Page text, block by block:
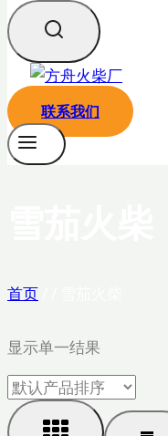
联系我们
首页
显示单一结果